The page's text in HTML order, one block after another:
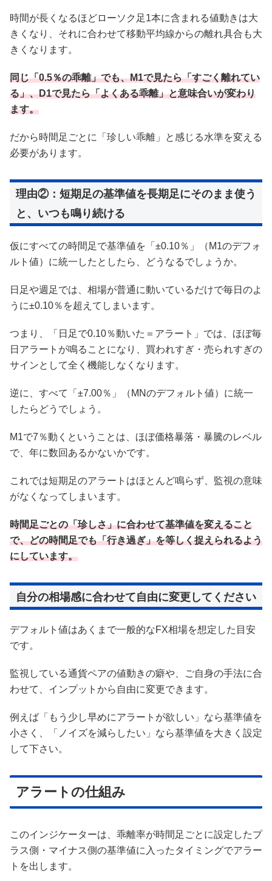
時間が長くなるほどローソク足1本に含まれる値動きは大
きくなり、それに合わせて移動平均線からの離れ具合も大
きくなります。
同じ「0.5％の乖離」でも、M1で見たら「すごく離れてい
る」、D1で見たら「よくある乖離」と意味合いが変わり
ます。
だから時間足ごとに「珍しい乖離」と感じる水準を変える
必要があります。
理由②：短期足の基準値を長期足にそのまま使う
と、いつも鳴り続ける
仮にすべての時間足で基準値を「±0.10％」（M1のデフォ
ルト値）に統一したとしたら、どうなるでしょうか。
日足や週足では、相場が普通に動いているだけで毎日のよ
うに±0.10％を超えてしまいます。
つまり、「日足で0.10％動いた＝アラート」では、ほぼ毎
日アラートが鳴ることになり、買われすぎ・売られすぎの
サインとして全く機能しなくなります。
逆に、すべて「±7.00％」（MNのデフォルト値）に統一
したらどうでしょう。
M1で7％動くということは、ほぼ価格暴落・暴騰のレベル
で、年に数回あるかないかです。
これでは短期足のアラートはほとんど鳴らず、監視の意味
がなくなってしまいます。
時間足ごとの「珍しさ」に合わせて基準値を変えること
で、どの時間足でも「行き過ぎ」を等しく捉えられるよう
にしています。
自分の相場感に合わせて自由に変更してください
デフォルト値はあくまで一般的なFX相場を想定した目安
です。
監視している通貨ペアの値動きの癖や、ご自身の手法に合
わせて、インプットから自由に変更できます。
例えば「もう少し早めにアラートが欲しい」なら基準値を
小さく、「ノイズを減らしたい」なら基準値を大きく設定
して下さい。
アラートの仕組み
このインジケーターは、乖離率が時間足ごとに設定したプ
ラス側・マイナス側の基準値に入ったタイミングでアラー
トを出します。